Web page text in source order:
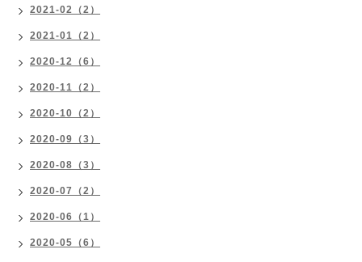
2021-02（2）
2021-01（2）
2020-12（6）
2020-11（2）
2020-10（2）
2020-09（3）
2020-08（3）
2020-07（2）
2020-06（1）
2020-05（6）